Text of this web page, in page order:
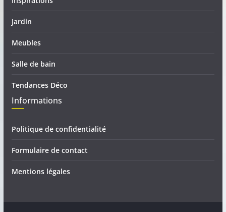
Jardin
Meubles
Salle de bain
Tendances Déco
Informations
Politique de confidentialité
Formulaire de contact
Mentions légales